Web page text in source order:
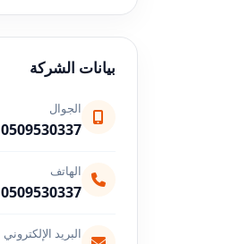
بيانات الشركة
الجوال
0509530337
الهاتف
0509530337
البريد الإلكتروني